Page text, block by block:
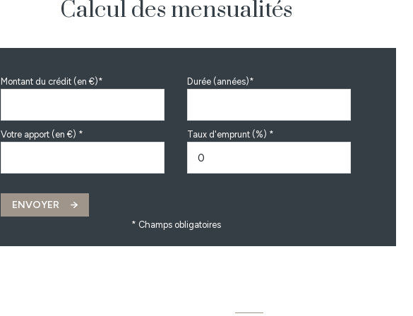
Calcul des mensualités
Montant du crédit (en €)* Durée (années)*
Votre apport (en €) * Taux d'emprunt (%) *
ENVOYER
* Champs obligatoires